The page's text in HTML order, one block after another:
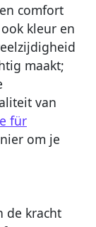
comfort
kleur en
maakt;
van
für
om je
de kracht